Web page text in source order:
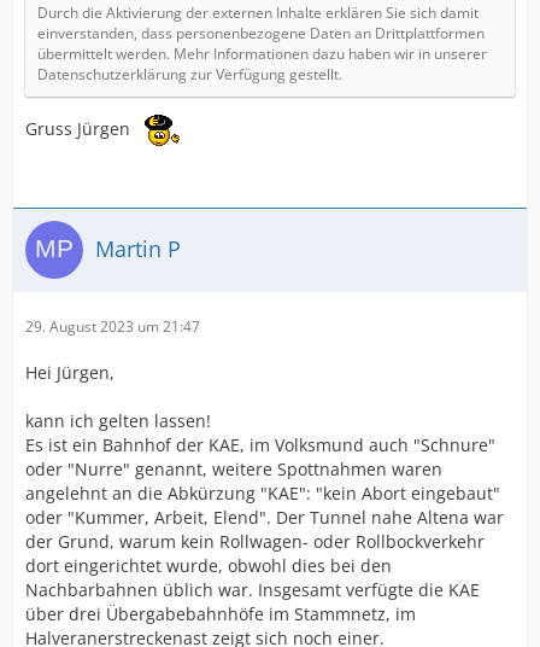
Durch die Aktivierung der externen Inhalte erklären Sie sich damit
einverstanden, dass personenbezogene Daten an Drittplattformen
übermittelt werden. Mehr Informationen dazu haben wir in unserer
Datenschutzerklärung zur Verfügung gestellt.
Gruss Jürgen
Martin P
29. August 2023 um 21:47
Hei Jürgen,
kann ich gelten lassen!
Es ist ein Bahnhof der KAE, im Volksmund auch "Schnure"
oder "Nurre" genannt, weitere Spottnahmen waren
angelehnt an die Abkürzung "KAE": "kein Abort eingebaut"
oder "Kummer, Arbeit, Elend". Der Tunnel nahe Altena war
der Grund, warum kein Rollwagen- oder Rollbockverkehr
dort eingerichtet wurde, obwohl dies bei den
Nachbarbahnen üblich war. Insgesamt verfügte die KAE
über drei Übergabebahnhöfe im Stammnetz, im
Halveranerstreckenast zeigt sich noch einer.